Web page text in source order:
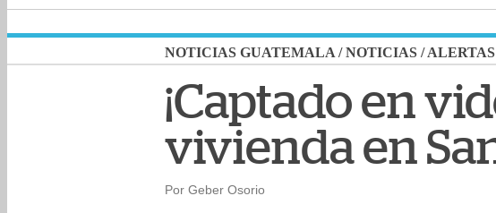
NOTICIAS GUATEMALA /NOTICIAS /ALERTAS
¡Captado en
vivienda en
Por Geber Osorio